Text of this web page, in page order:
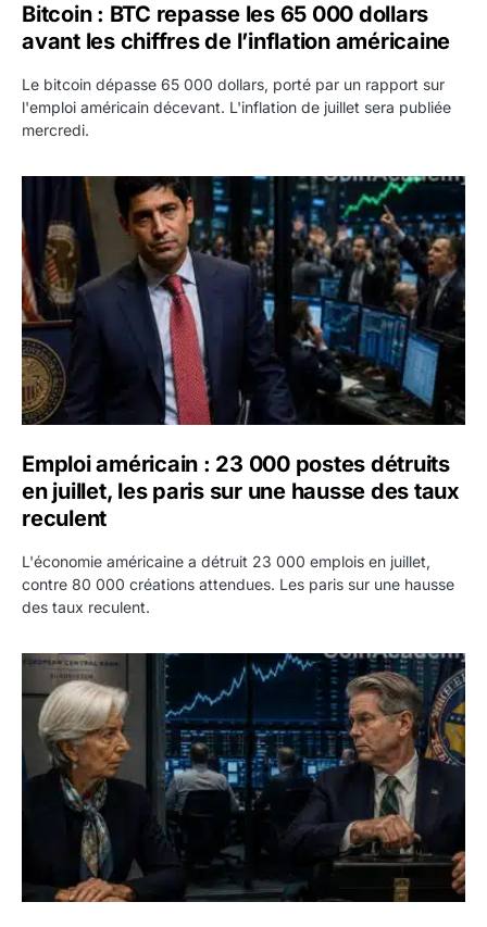
Bitcoin : BTC repasse les 65 000 dollars
avant les chiffres de l’inflation américaine
Le bitcoin dépasse 65 000 dollars, porté par un rapport sur
l'emploi américain décevant. L'inflation de juillet sera publiée
mercredi.
Emploi américain : 23 000 postes détruits en juillet, les
Emploi américain : 23 000 postes détruits
en juillet, les paris sur une hausse des taux
reculent
L'économie américaine a détruit 23 000 emplois en juillet,
contre 80 000 créations attendues. Les paris sur une hausse
des taux reculent.
Yen : Washington a vendu des euros sans prévenir la